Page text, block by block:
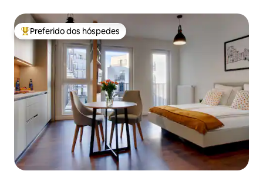
Entre os melhores preferidos dos hóspedes
Preferido dos hóspedes